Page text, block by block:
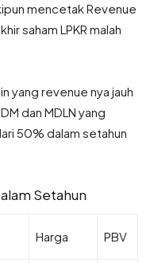
mencetak Revenue
saham LPKR malah
yang revenue nya jauh
dan MDLN yang
50% dalam setahun
Setahun
Harga PBV